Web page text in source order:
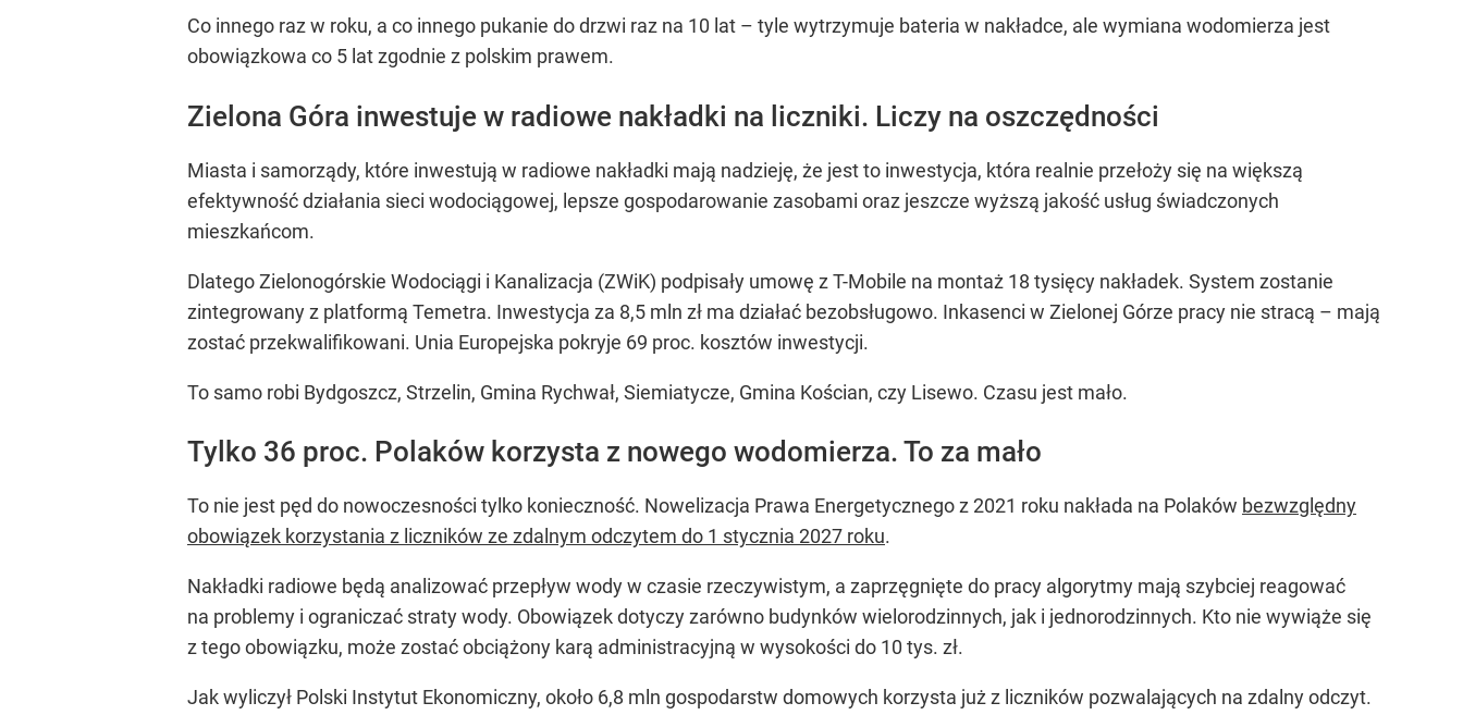
Co innego raz w roku, a co innego pukanie do drzwi raz na 10 lat – tyle wytrzymuje bateria w nakładce, ale wymiana wodomierza jest
obowiązkowa co 5 lat zgodnie z polskim prawem.
Zielona Góra inwestuje w radiowe nakładki na liczniki. Liczy na oszczędności
Miasta i samorządy, które inwestują w radiowe nakładki mają nadzieję, że jest to inwestycja, która realnie przełoży się na większą
efektywność działania sieci wodociągowej, lepsze gospodarowanie zasobami oraz jeszcze wyższą jakość usług świadczonych
mieszkańcom.
Dlatego Zielonogórskie Wodociągi i Kanalizacja (ZWiK) podpisały umowę z T-Mobile na montaż 18 tysięcy nakładek. System zostanie
zintegrowany z platformą Temetra. Inwestycja za 8,5 mln zł ma działać bezobsługowo. Inkasenci w Zielonej Górze pracy nie stracą – mają
zostać przekwalifikowani. Unia Europejska pokryje 69 proc. kosztów inwestycji.
To samo robi Bydgoszcz, Strzelin, Gmina Rychwał, Siemiatycze, Gmina Kościan, czy Lisewo. Czasu jest mało.
Tylko 36 proc. Polaków korzysta z nowego wodomierza. To za mało
To nie jest pęd do nowoczesności tylko konieczność. Nowelizacja Prawa Energetycznego z 2021 roku nakłada na Polaków bezwzględny
obowiązek korzystania z liczników ze zdalnym odczytem do 1 stycznia 2027 roku.
Nakładki radiowe będą analizować przepływ wody w czasie rzeczywistym, a zaprzęgnięte do pracy algorytmy mają szybciej reagować
na problemy i ograniczać straty wody. Obowiązek dotyczy zarówno budynków wielorodzinnych, jak i jednorodzinnych. Kto nie wywiąże się
z tego obowiązku, może zostać obciążony karą administracyjną w wysokości do 10 tys. zł.
Jak wyliczył Polski Instytut Ekonomiczny, około 6,8 mln gospodarstw domowych korzysta już z liczników pozwalających na zdalny odczyt.